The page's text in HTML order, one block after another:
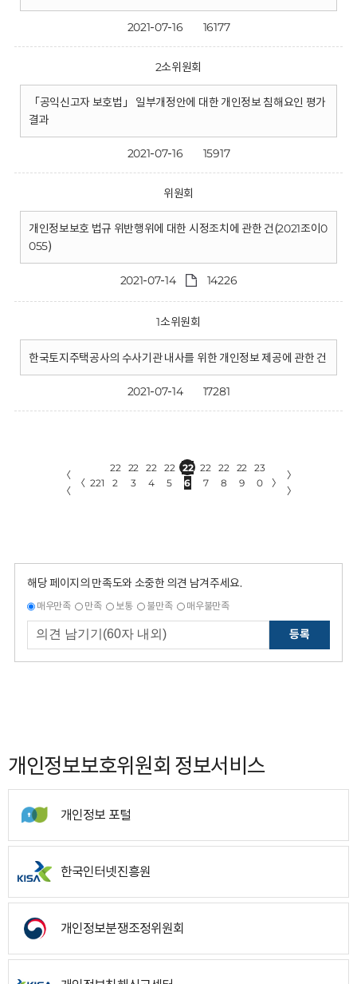
2021-07-16 16177
2소위원회
「공익신고자 보호법」 일부개정안에 대한 개인정보 침해요인 평가
결과
2021-07-16 15917
위원회
개인정보보호 법규 위반행위에 대한 시정조치에 관한 건(2021조이0
055)
2021-07-14 14226
1소위원회
한국토지주택공사의 수사기관 내사를 위한 개인정보 제공에 관한 건
2021-07-14 17281
〈
〈
〈 221
22
2
22
3
22
4
22
5
22
6
22
7
22
8
22
9
23
0
〉
〉
〉
해당 페이지의 만족도와 소중한 의견 남겨주세요.
매우만족 만족 보통 불만족 매우불만족
등록
개인정보보호위원회 정보서비스
개인정보 포털
한국인터넷진흥원
개인정보분쟁조정위원회